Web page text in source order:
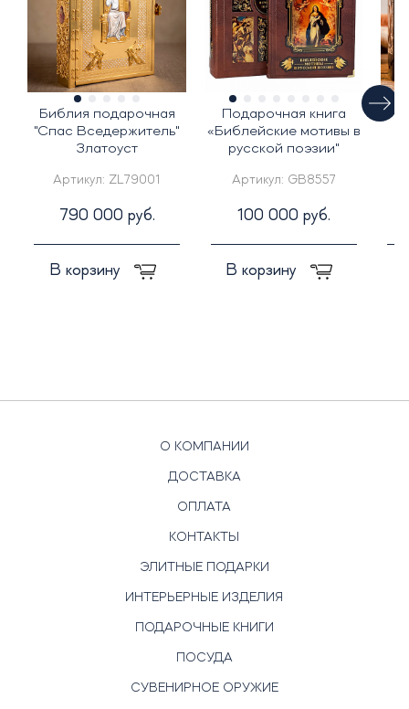
Библия подарочная
"Спас Вседержитель"
Златоуст
Артикул: ZL79001
790 000 руб.
В корзину
Подарочная книга
«Библейские мотивы в
русской поэзии"
Артикул: GB8557
100 000 руб.
В корзину
О КОМПАНИИ
ДОСТАВКА
ОПЛАТА
КОНТАКТЫ
ЭЛИТНЫЕ ПОДАРКИ
ИНТЕРЬЕРНЫЕ ИЗДЕЛИЯ
ПОДАРОЧНЫЕ КНИГИ
ПОСУДА
СУВЕНИРНОЕ ОРУЖИЕ